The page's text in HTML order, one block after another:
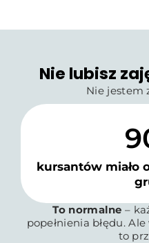
Nie lubisz
Nie jestem
kursantów miało
To normalne –
popełnienia błędu.
to